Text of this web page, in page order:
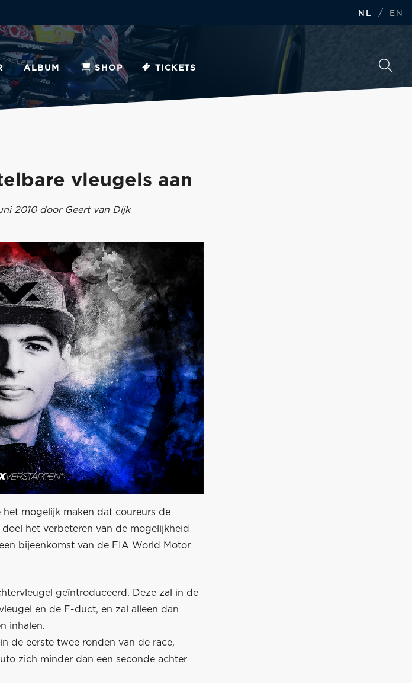
NL / EN
ALBUM SHOP TICKETS
vleugels aan
2010 door Geert van Dijk
het mogelijk maken dat coureurs de
het verbeteren van de mogelijkheid
bijeenkomst van de FIA World Motor
geïntroduceerd. Deze zal in de
en de F-duct, en zal alleen dan
inhalen.
de eerste twee ronden van de race,
zich minder dan een seconde achter